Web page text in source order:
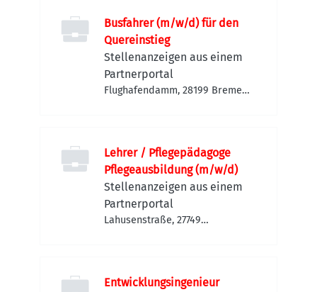
Busfahrer (m/w/d) für den
Quereinstieg
Stellenanzeigen aus einem
Partnerportal
Flughafendamm, 28199 Bremen-
Lehrer / Pflegepädagoge
Pflegeausbildung (m/w/d)
Stellenanzeigen aus einem
Partnerportal
Lahusenstraße, 27749
Entwicklungsingenieur